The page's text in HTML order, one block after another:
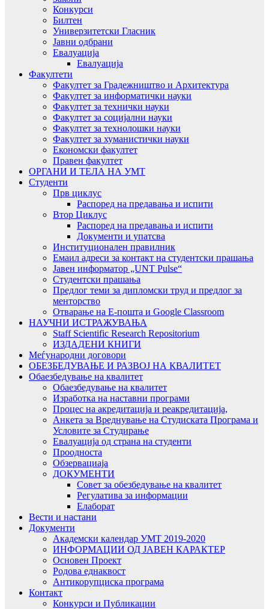
Конкурси
Билтен
Универзитетски Гласник
Јавни одбрани
Евалуација
Евалуација
Факултети
Факултет за Градежништво и Архитектура
Факултет за информатички науки
Факултет за технички науки
Факултет за социјални науки
Факултет за технолошки науки
Факултет за хуманистички науки
Економски факултет
Правен факултет
ОРГАНИ И ТЕЛА НА УМТ
Студенти
Прв циклус
Распоред на предавањa и испити
Втор Циклус
Распоред на предавањa и испити
Документи и упатсва
Институционален правилник
Емаил адреси за контакт на студентски прашања
Јавен информатор „UNT Pulse“
Студентски прашања
Предлог теми за дипломски труд и предлог за
менторство
Отварање на Е-пошта и Google Classroom
НАУЧНИ ИСТРАЖУВАЊА
Staff Scientific Research Repositorium
ИЗДАДЕНИ КНИГИ
Меѓународни договори
ОБЕЗБЕДУВАЊЕ И РАЗВОЈ НА КВАЛИТЕТ
Обаезбедување на квалитет
Обаезбедување на квалитет
Изработка на наставни програми
Процес на акредитација и реакредитација,
Анкета за Вреднување на Студиската Програма и
Условите за Студирање
Евалуација од страна на студенти
Проодноста
Обзервациаја
ДОКУМЕНТИ
Совет за обезбедување на квалитет
Регулатива за информации
Елаборат
Вести и настани
Документи
Академски календар УМТ 2019-2020
ИНФОРМАЦИИ ОД ЈАВЕН КАРАКТЕР
Основен Проект
Родова еднаквост
Антикорупциска програма
Контакт
Конкурси и Публикации